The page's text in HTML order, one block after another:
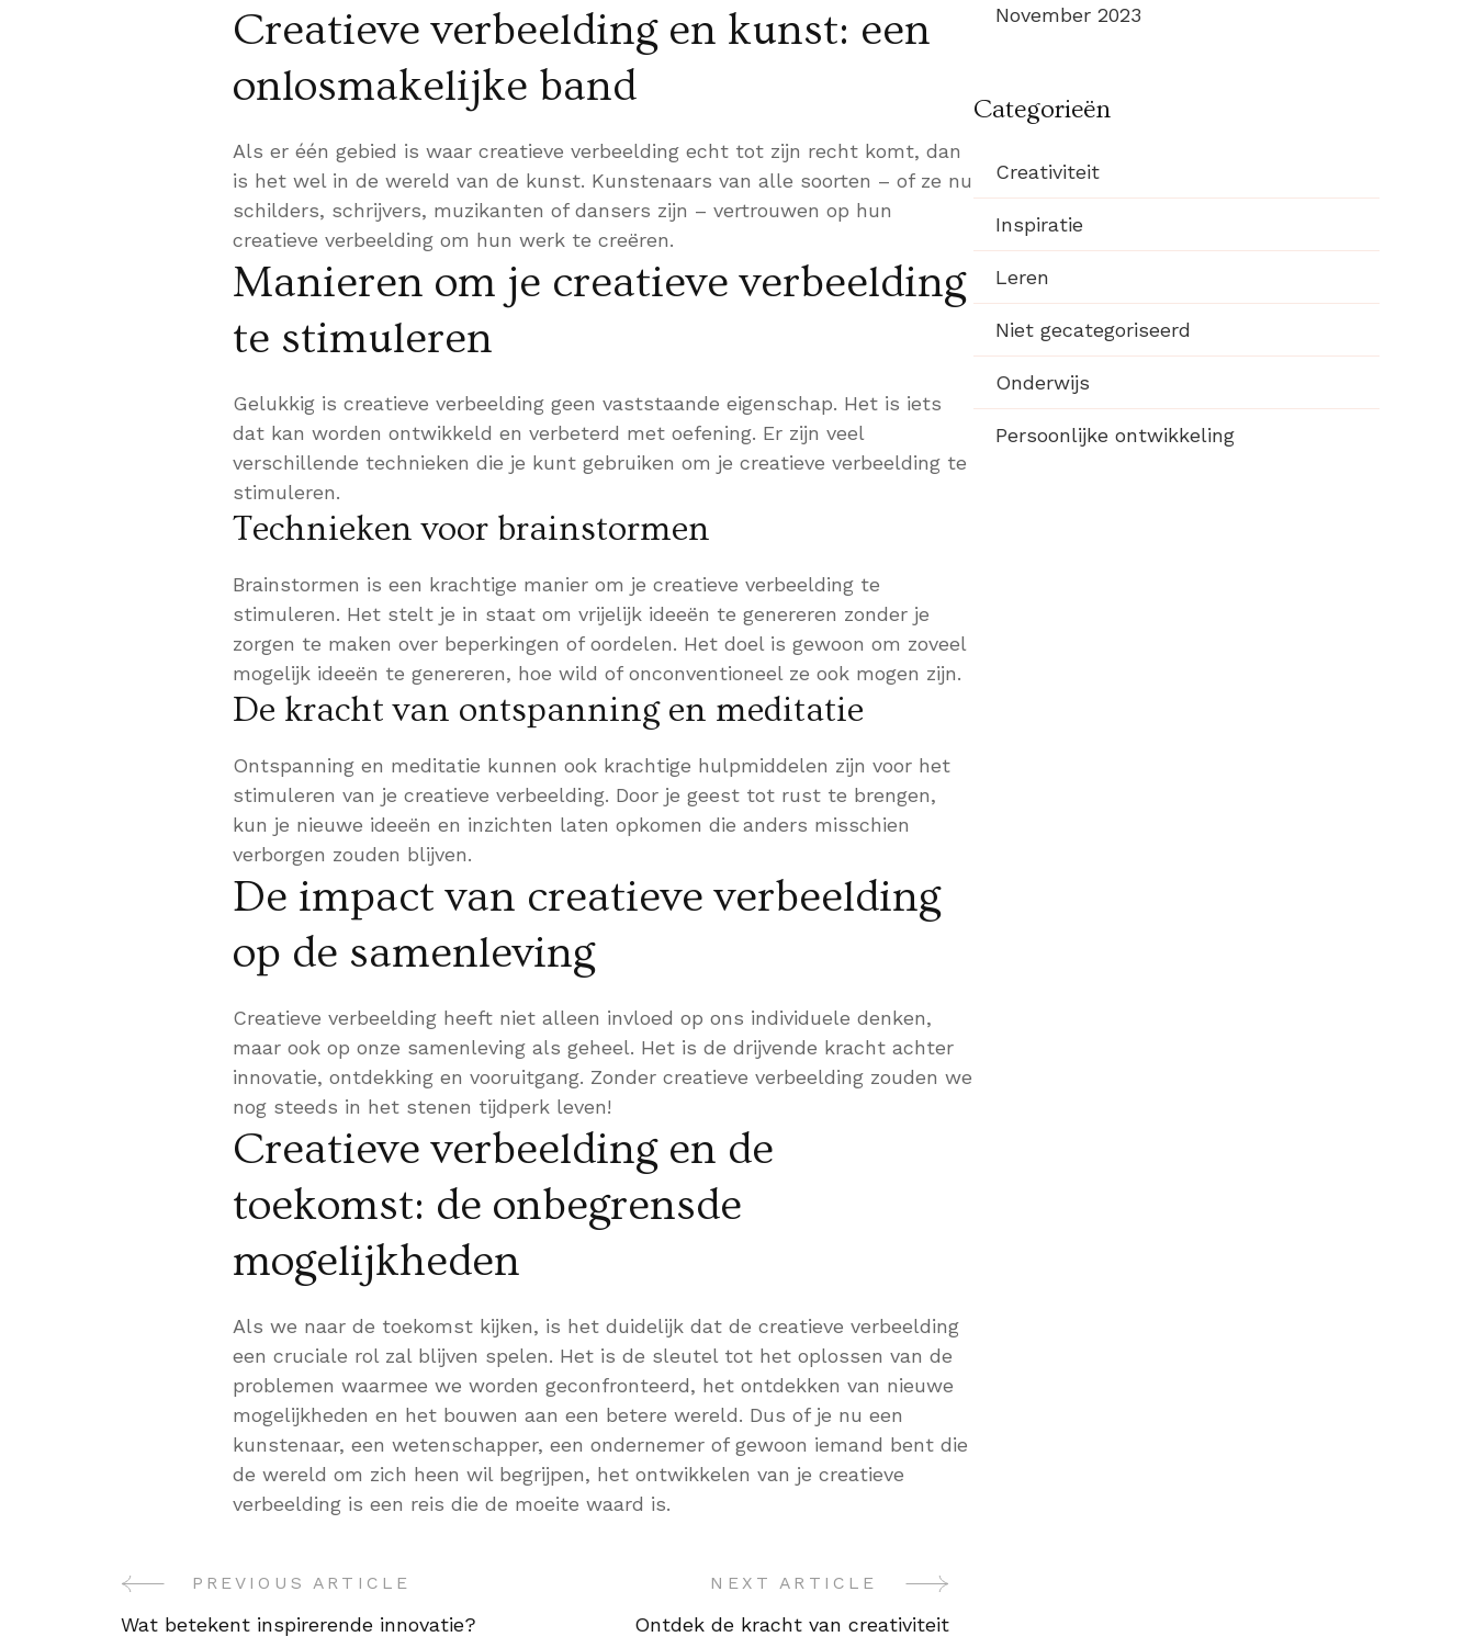
Creatieve verbeelding en kunst: een
onlosmakelijke band
Als er één gebied is waar creatieve verbeelding echt tot zijn recht komt, dan
is het wel in de wereld van de kunst. Kunstenaars van alle soorten – of ze nu
schilders, schrijvers, muzikanten of dansers zijn – vertrouwen op hun
creatieve verbeelding om hun werk te creëren.
Manieren om je creatieve verbeelding
te stimuleren
Gelukkig is creatieve verbeelding geen vaststaande eigenschap. Het is iets
dat kan worden ontwikkeld en verbeterd met oefening. Er zijn veel
verschillende technieken die je kunt gebruiken om je creatieve verbeelding te
stimuleren.
Technieken voor brainstormen
Brainstormen is een krachtige manier om je creatieve verbeelding te
stimuleren. Het stelt je in staat om vrijelijk ideeën te genereren zonder je
zorgen te maken over beperkingen of oordelen. Het doel is gewoon om zoveel
mogelijk ideeën te genereren, hoe wild of onconventioneel ze ook mogen zijn.
De kracht van ontspanning en meditatie
Ontspanning en meditatie kunnen ook krachtige hulpmiddelen zijn voor het
stimuleren van je creatieve verbeelding. Door je geest tot rust te brengen,
kun je nieuwe ideeën en inzichten laten opkomen die anders misschien
verborgen zouden blijven.
De impact van creatieve verbeelding
op de samenleving
Creatieve verbeelding heeft niet alleen invloed op ons individuele denken,
maar ook op onze samenleving als geheel. Het is de drijvende kracht achter
innovatie, ontdekking en vooruitgang. Zonder creatieve verbeelding zouden we
nog steeds in het stenen tijdperk leven!
Creatieve verbeelding en de
toekomst: de onbegrensde
mogelijkheden
Als we naar de toekomst kijken, is het duidelijk dat de creatieve verbeelding
een cruciale rol zal blijven spelen. Het is de sleutel tot het oplossen van de
problemen waarmee we worden geconfronteerd, het ontdekken van nieuwe
mogelijkheden en het bouwen aan een betere wereld. Dus of je nu een
kunstenaar, een wetenschapper, een ondernemer of gewoon iemand bent die
de wereld om zich heen wil begrijpen, het ontwikkelen van je creatieve
verbeelding is een reis die de moeite waard is.
PostPREVIOUS ARTICLE
Wat betekent inspirerende innovatie?
NEXT ARTICLE
Ontdek de kracht van creativiteit
November 2023
Categorieën
Creativiteit
Inspiratie
Leren
Niet gecategoriseerd
Onderwijs
Persoonlijke ontwikkeling